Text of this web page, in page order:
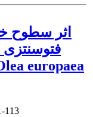
اثر سطوح
فتوسنتزی
113